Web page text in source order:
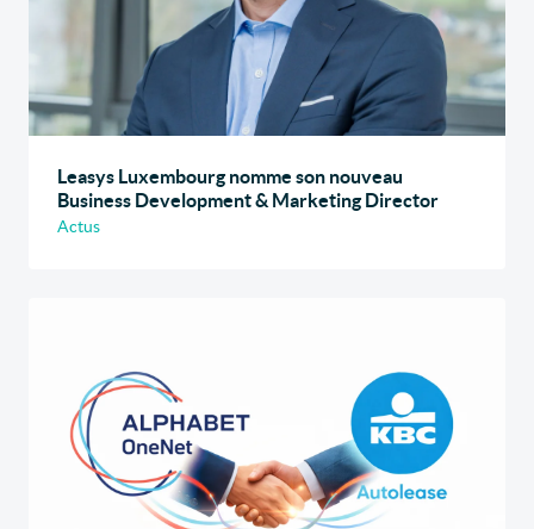
Leasys Luxembourg nomme son nouveau
Business Development & Marketing Director
Actus